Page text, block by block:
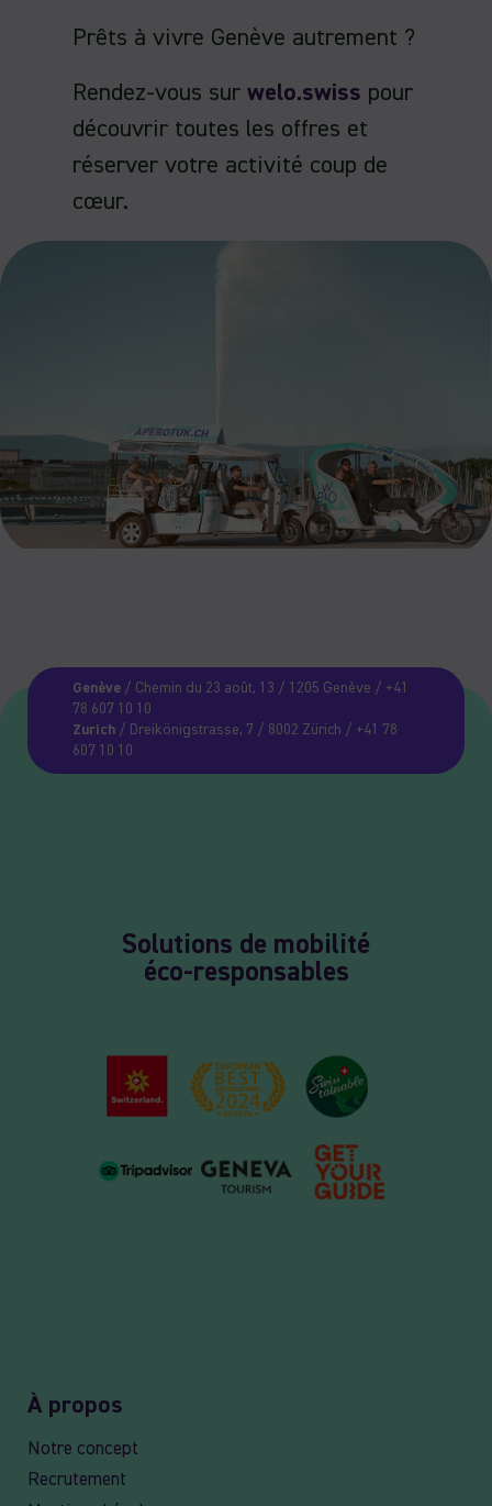
Prêts à vivre Genève autrement ?
Rendez-vous sur welo.swiss pour
découvrir toutes les offres et
réserver votre activité coup de
cœur.
Genève/ Chemin du 23 août, 13 / 1205 Genève / +41
78 607 10 10
Zurich/ Dreikönigstrasse, 7 / 8002 Zürich / +41 78
607 10 10
Solutions de mobilité
éco-responsables
À propos
Notre concept
Recrutement